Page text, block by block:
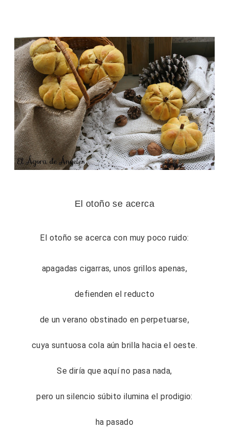
El otoño se acerca
El otoño se acerca con muy poco ruido:
apagadas cigarras, unos grillos apenas,
defienden el reducto
de un verano obstinado en perpetuarse,
cuya suntuosa cola aún brilla hacia el oeste.
Se diría que aquí no pasa nada,
pero un silencio súbito ilumina el prodigio:
ha pasado